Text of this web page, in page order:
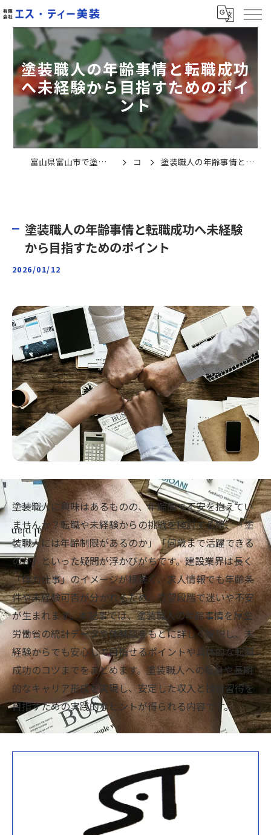
塗装職人の年齢事情と転職成功
へ未経験から目指すためのポイ
ント
富山県富山市で塗装の求人なら有限会社エス・ティー美装 コラム 塗装職人の年齢事情と転職成功へ未経験から目指すためのポイント
塗装職人の年齢事情と転職成功へ未経験
から目指すためのポイント
2026/01/12
塗装職人に興味はあるものの、年齢面で不安を抱えてい
ませんか？転職や未経験からの挑戦を検討する際、「塗
装職人には年齢制限があるのか」「何歳まで活躍できる
のか」といった疑問が浮かびがちです。建設業界は長く
「体力仕事」のイメージが根強く、求人情報でも年齢条
件や未経験可否が分かれるため、志望段階で迷いや不安
が生まれます。本記事では、塗装職人の年齢事情を厚生
労働省の統計データや体験談をもとに詳しく解説し、未
経験からでも安心して目指せるポイントや具体的な転職
成功のコツまでをまとめます。塗装職人への転身や長期
的なキャリア形成を実現し、安定した収入と技術習得を
目指すための実践的なヒントが得られる内容です。